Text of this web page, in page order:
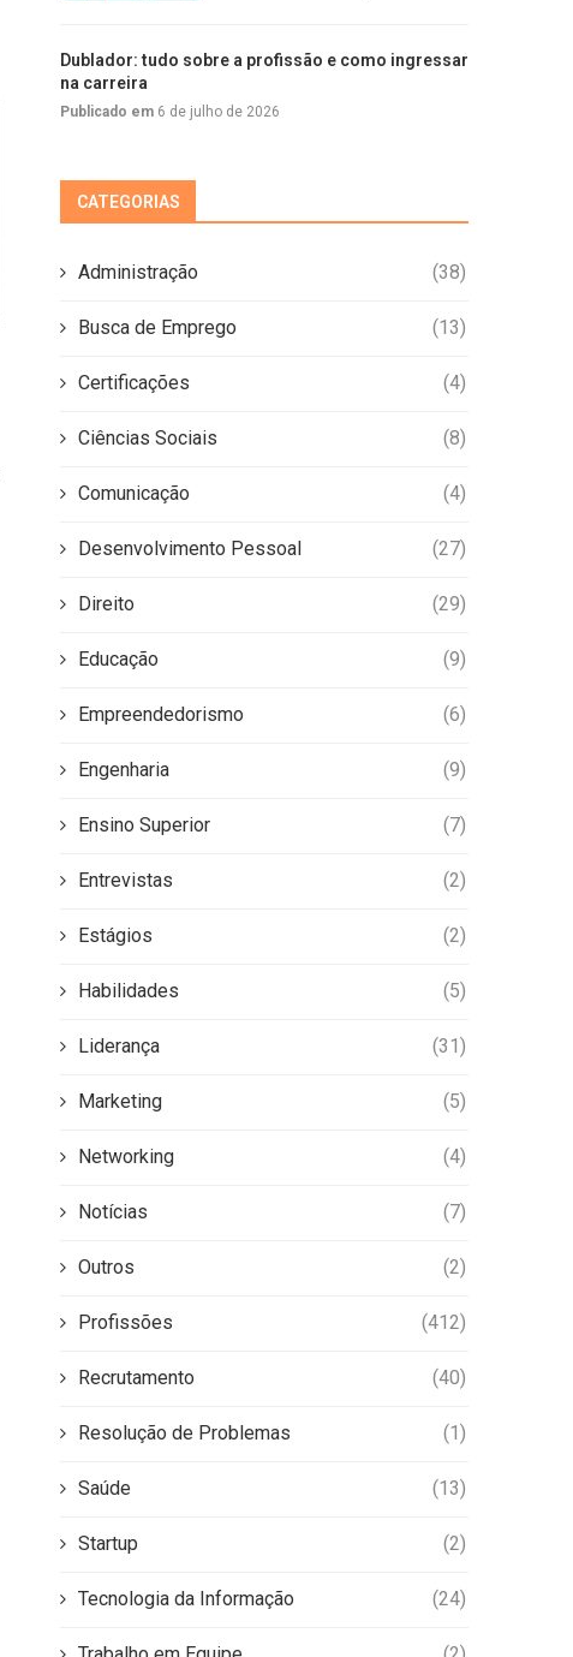
Dublador: tudo sobre a profissão e como ingressar
na carreira
Publicado em 6 de julho de 2026
CATEGORIAS
Administração (38)
Busca de Emprego (13)
Certificações (4)
Ciências Sociais (8)
Comunicação (4)
Desenvolvimento Pessoal (27)
Direito (29)
Educação (9)
Empreendedorismo (6)
Engenharia (9)
Ensino Superior (7)
Entrevistas (2)
Estágios (2)
Habilidades (5)
Liderança (31)
Marketing (5)
Networking (4)
Notícias (7)
Outros (2)
Profissões (412)
Recrutamento (40)
Resolução de Problemas (1)
Saúde (13)
Startup (2)
Tecnologia da Informação (24)